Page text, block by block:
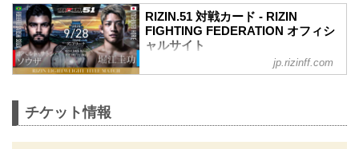
RIZIN.51 対戦カード - RIZIN
FIGHTING FEDERATION オフィシ
ャルサイト
ライト級タイトルマッチ／ホベルト・サ
ホベルト・サトシ・ソウザ vs. 堀江圭功
フェザー級タイトルマッチ／ラジャブア
jp.rizinff.com
チケット情報